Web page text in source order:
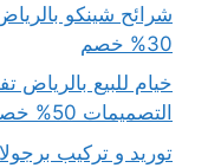
شرائح شينكو
30% خصم
خيام للبيع
التصميمات 50% خصم
توريد و تركيب